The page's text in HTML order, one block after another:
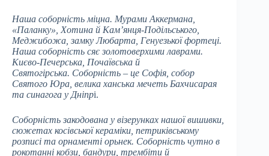
Наша соборність міцна. Мурами Аккермана,
«Паланку», Хотина й Кам’янця-Подільського,
Меджибожа, замку Любарта, Генуезької фортеці.
Наша соборність сяє золотоверхими лаврами.
Києво-Печерська, Почаївська й
Святогірська. Соборність – це Софія, собор
Святого Юра, велика ханська мечеть Бахчисарая
та синагога у Дніпрі.
Соборність закодована у візерунках нашої вишивки,
сюжетах косівської кераміки, петриківському
розписі та орнаменті орьнек. Соборність чутно в
рокотанні кобзи, бандури, трембіти й